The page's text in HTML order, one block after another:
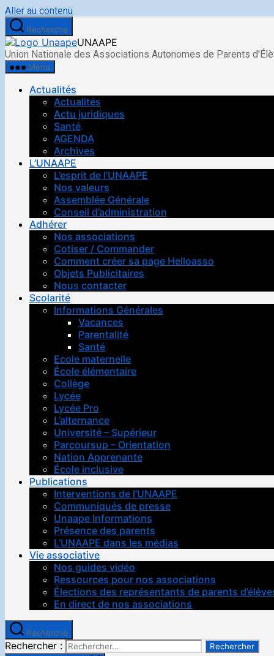
Aller au contenu
Recherche
UNAAPE
Union Nationale des Associations Autonomes de Parents
Menu
Actualités
Actualités
Actu juridiques
Santé
AGENDA
Archives
L’UNAAPE
L’esprit de l’UNAAPE
Nos valeurs
Assemblée Générale
Conseil d’administration
Adhérer
Nos associations
Cotiser / Commander
Comment créer sa page Helloasso
Objets Publicitaires
Nous contacter
Scolarité
Informations Générales
Vacances
Parentalité
Santé
Ecole maternelle
École élémentaire
Collège
Lycée
Lycée Pro
L’alternance
Université – Supérieur
Parcoursup – Orientation
Nation Apprenante
École inclusive
Publications
Interventions de l’UNAAPE
Communiqués de presse
Unaape Informations
Présence des parents
L’UNAAPE dans les médias
Vie associative
Nos guides vidéo
Ressources pour nos associations
Élections des représentants de parents
En direct de nos associations
Recherche
Rechercher :